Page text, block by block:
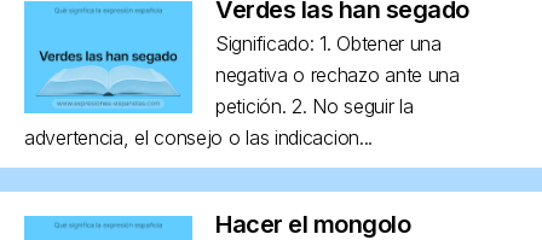
Verdes las han segado
Significado: 1. Obtener una
negativa o rechazo ante una
petición. 2. No seguir la
advertencia, el consejo o las indicacion...
Hacer el mongolo